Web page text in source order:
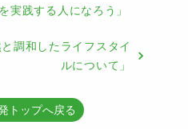
実践する人になろう」
調和したライフスタイ
ルについて」
トップへ戻る